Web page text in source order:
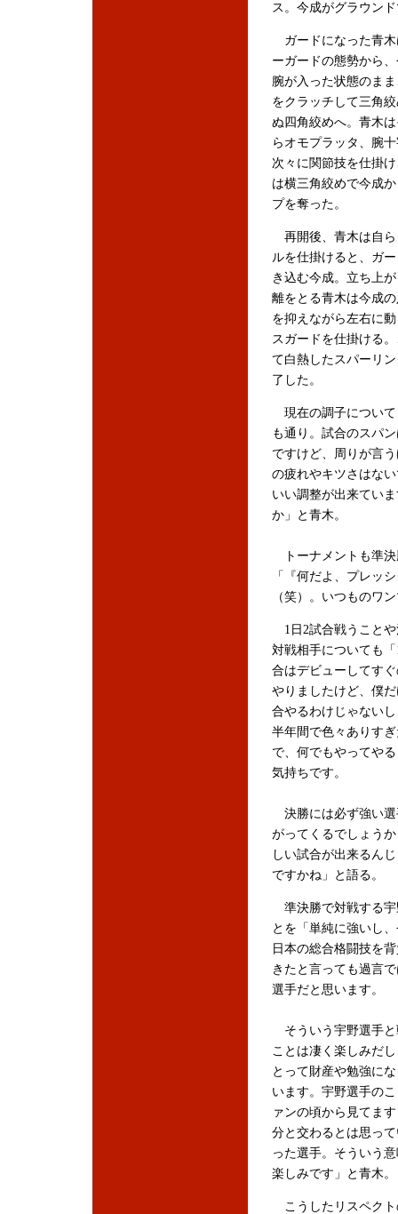
ス。今成がグラウン
ガードになった青木
ーガードの態勢から
腕が入った状態のま
をクラッチして三角
ぬ四角絞めへ。青木
らオモプラッタ、腕
次々に関節技を仕掛
は横三角絞めで今成
プを奪った。
再開後、青木は自ら
ルを仕掛けると、ガ
き込む今成。立ち上
離をとる青木は今成
を抑えながら左右に
スガードを仕掛ける
て白熱したスパーリ
了した。
現在の調子について
も通り。試合のスパ
ですけど、周りが言
の疲れやキツさはな
いい調整が出来てい
か」と青木。
トーナメントも準決
「『何だよ、プレッ
（笑）。いつものワ
1日2試合戦うことや
対戦相手についても「
合はデビューしてす
やりましたけど、僕
合やるわけじゃない
半年間で色々ありす
で、何でもやってや
気持ちです。
決勝には必ず強い選
がってくるでしょう
しい試合が出来るん
ですかね」と語る。
準決勝で対戦する宇
とを「単純に強いし
日本の総合格闘技を
きたと言っても過言
選手だと思います。
そういう宇野選手と
ことは凄く楽しみだ
とって財産や勉強に
います。宇野選手の
ァンの頃から見てま
分と交わるとは思っ
った選手。そういう
楽しみです」と青木。
こうしたリスペクト